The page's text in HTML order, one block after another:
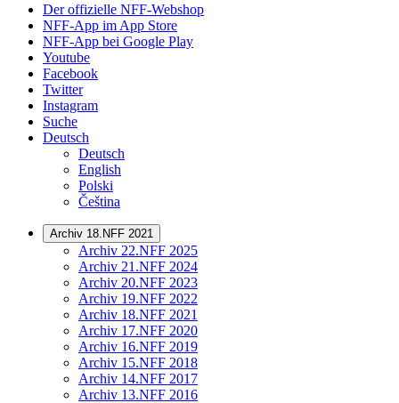
Der offizielle NFF-Webshop
NFF-App im App Store
NFF-App bei Google Play
Youtube
Facebook
Twitter
Instagram
Suche
Deutsch
Deutsch
English
Polski
Čeština
Archiv 18.NFF 2021
Archiv 22.NFF 2025
Archiv 21.NFF 2024
Archiv 20.NFF 2023
Archiv 19.NFF 2022
Archiv 18.NFF 2021
Archiv 17.NFF 2020
Archiv 16.NFF 2019
Archiv 15.NFF 2018
Archiv 14.NFF 2017
Archiv 13.NFF 2016